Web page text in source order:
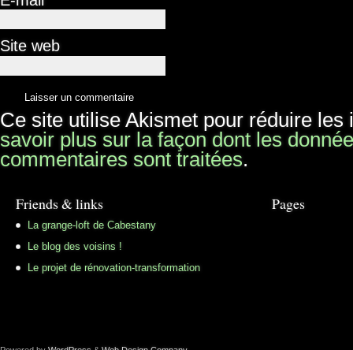
Site web
Ce site utilise Akismet pour réduire
savoir plus sur la façon dont les
commentaires sont traitées.
Friends & links
La grange-loft de Cabestany
Le blog des voisins !
Le projet de rénovation-transformation
Pages